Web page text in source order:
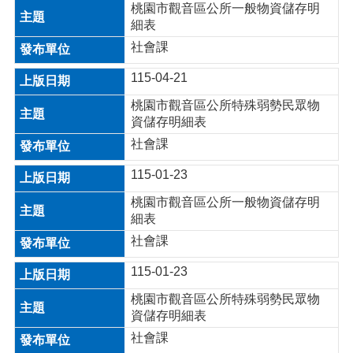
區
介
紹
訊
息
公
告
生
活
便
民
資
訊
機
關
通
訊
錄
桃園市觀音區公所一般物資儲存明
細表
社會課
115-04-21
桃園市觀音區公所特殊弱勢民眾物
資儲存明細表
社會課
115-01-23
桃園市觀音區公所一般物資儲存明
細表
社會課
115-01-23
桃園市觀音區公所特殊弱勢民眾物
資儲存明細表
社會課